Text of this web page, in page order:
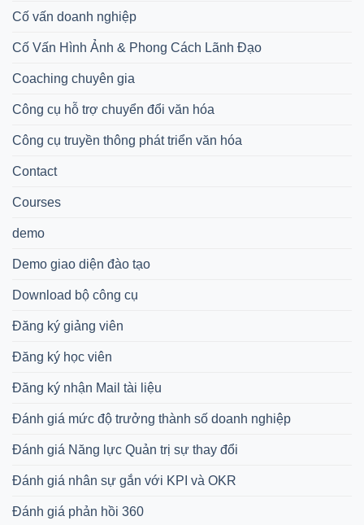
Cố vấn doanh nghiệp
Cố Vấn Hình Ảnh & Phong Cách Lãnh Đạo
Coaching chuyên gia
Công cụ hỗ trợ chuyển đổi văn hóa
Công cụ truyền thông phát triển văn hóa
Contact
Courses
demo
Demo giao diện đào tạo
Download bộ công cụ
Đăng ký giảng viên
Đăng ký học viên
Đăng ký nhận Mail tài liệu
Đánh giá mức độ trưởng thành số doanh nghiệp
Đánh giá Năng lực Quản trị sự thay đổi
Đánh giá nhân sự gắn với KPI và OKR
Đánh giá phản hồi 360